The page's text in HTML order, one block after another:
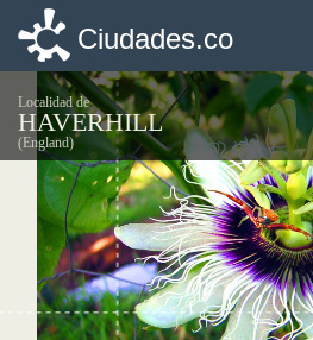
Ciudades.co
Localidad de
HAVERHILL
(England)
Ciudades.co